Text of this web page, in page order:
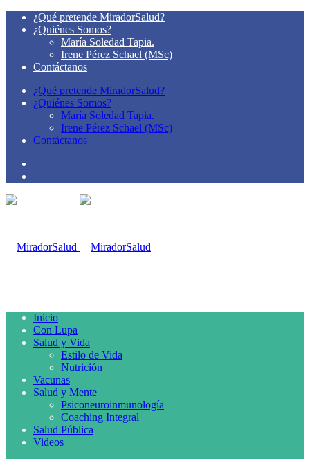
¿Qué pretende MiradorSalud?
¿Quiénes Somos?
María Soledad Tapia.
Irene Pérez Schael (MSc)
Contáctanos
¿Qué pretende MiradorSalud?
¿Quiénes Somos?
María Soledad Tapia.
Irene Pérez Schael (MSc)
Contáctanos
Inicio
Con Lupa
Salud y Vida
Estilo de Vida
Nutrición
Vacunas
Salud y Mente
Psiconeuroinmunología
Coaching Integral
Salud Pública
Videos